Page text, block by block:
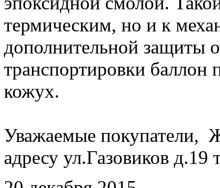
термическим, но и к
дополнительной защиты
транспортировки
кожух.
Уважаемые покупатели,
адресу ул.Газовиков д.19